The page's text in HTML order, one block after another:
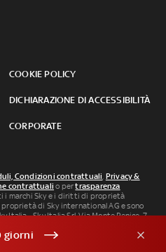
COOKIE POLICY
DICHIARAZIONE DI ACCESSIBILITÀ
CORPORATE
Condizioni contrattuali, Privacy &
contrattuali o pertrasparenza
i marchi Sky e i diritti di proprietà
di Sky international AG e sono
Italia - Sky Italia Srl Via Monte Penice, 7 -
ISSN 3035-1537 e SkySport: ISSN
giorni